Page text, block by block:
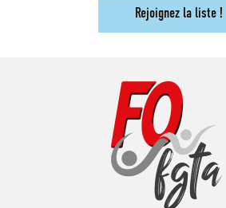
Rejoignez la liste !